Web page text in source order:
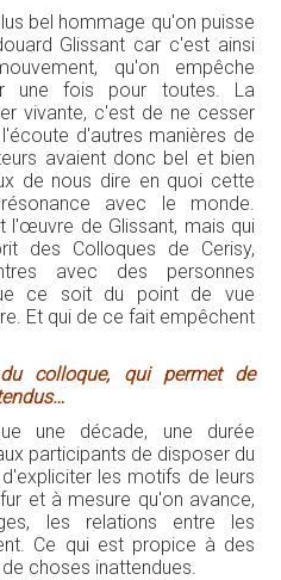
bel hommage qu'on puisse
Glissant car c'est ainsi
qu'on empêche
une fois pour toutes. La
vivante, c'est de ne cesser
d'autres manières de
avaient donc bel et bien
de nous dire en quoi cette
avec le monde.
l'œuvre de Glissant, mais qui
des Colloques de Cerisy,
avec des personnes
ce soit du point de vue
Et qui de ce fait empêchent
colloque, qui permet de
une décade, une durée
participants de disposer du
les motifs de leurs
et à mesure qu'on avance,
les relations entre les
Ce qui est propice à des
choses inattendues.